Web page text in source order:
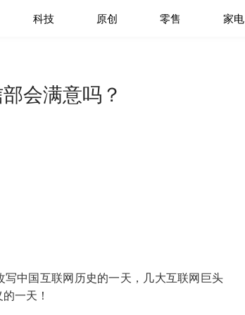
科技 原创 零售 家电
会满意吗？
中国互联网历史的一天，几大互联网巨头
一天！